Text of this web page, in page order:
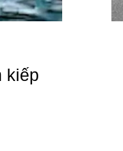
kiếp